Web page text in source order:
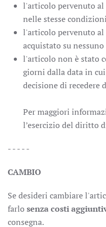
l'articolo pervenuto
nelle stesse
l'articolo pervenuto
acquistato su
l'articolo non è stato
giorni dalla data in
decisione di recedere
Per maggiori
l’esercizio del diritto
- - - - -
CAMBIO
Se desideri cambiare
farlo senza costi
consegna.